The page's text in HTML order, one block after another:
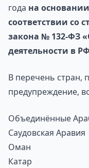
года на
соответствии со
закона № 132-ФЗ
деятельности в
В перечень стран,
предупреждение,
Объединённые
Саудовская Аравия
Оман
Катар